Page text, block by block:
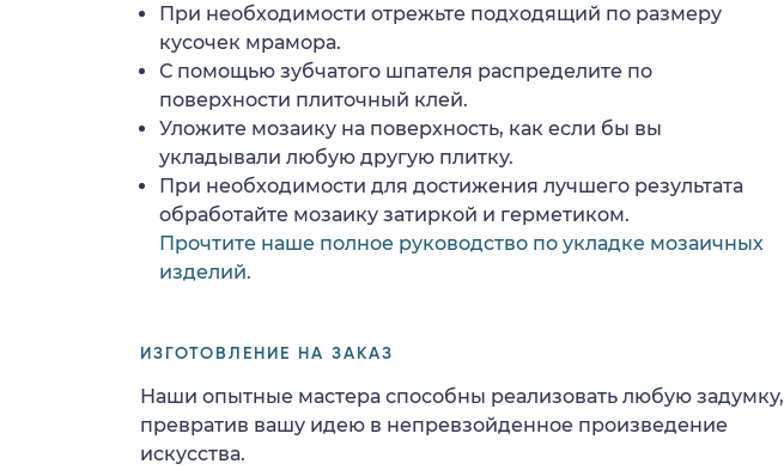
При необходимости отрежьте подходящий по размеру
кусочек мрамора.
С помощью зубчатого шпателя распределите по
поверхности плиточный клей.
Уложите мозаику на поверхность, как если бы вы
укладывали любую другую плитку.
При необходимости для достижения лучшего результата
обработайте мозаику затиркой и герметиком.
Прочтите наше полное руководство по укладке мозаичных
изделий.
ИЗГОТОВЛЕНИЕ НА ЗАКАЗ
Наши опытные мастера способны реализовать любую задумку,
превратив вашу идею в непревзойденное произведение
искусства.